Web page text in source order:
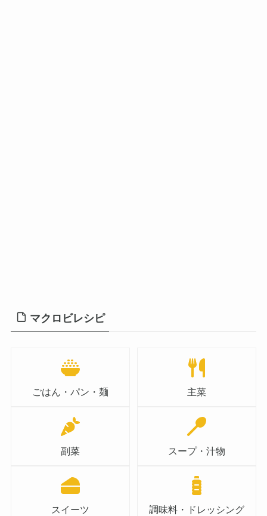
マクロビレシピ
ごはん・パン・麺 主菜
副菜 スープ・汁物
スイーツ 調味料・ドレッシング